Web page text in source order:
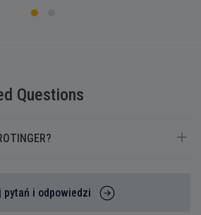
Questions
pytań i odpowiedzi